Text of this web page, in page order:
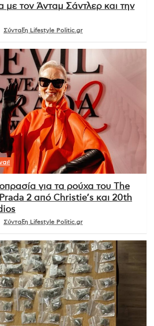
με τον Άνταμ Σάντλερ και την
Σύνταξη Lifestyle Politic.gr
για τα ρούχα του The
2 από Christie’s και 20th
Σύνταξη Lifestyle Politic.gr